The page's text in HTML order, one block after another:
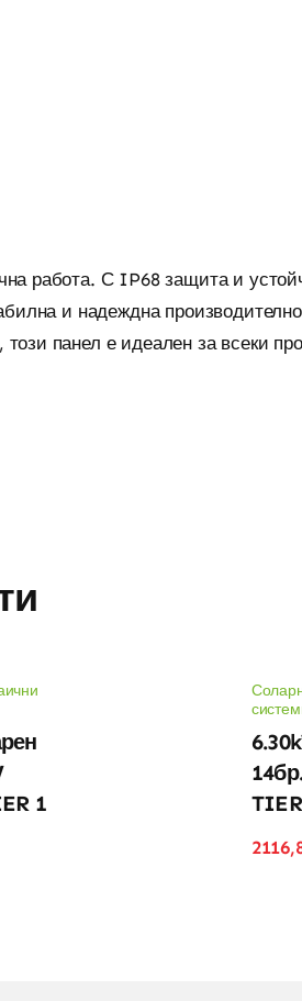
работа. С IP68 защита и
и надеждна
панел е идеален за всеки
1